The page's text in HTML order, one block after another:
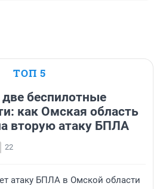
ТОП 5
беспилотные
как Омская область
вторую атаку БПЛА
22
атаку БПЛА в Омской области